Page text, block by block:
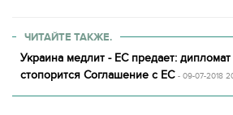
ЧИТАЙТЕ ТАКЖЕ.
Украина медлит - ЕС предает:
стопорится Соглашение с ЕС - 09-07-2018